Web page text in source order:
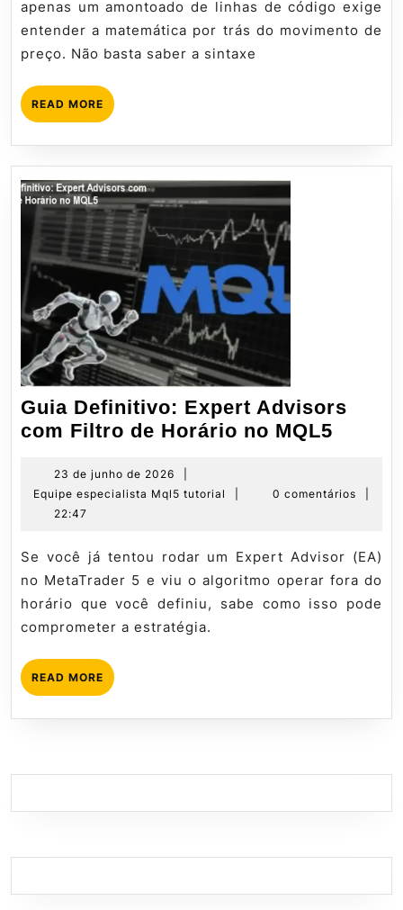
e
RSI
apenas um amontoado de linhas de código exige
entender a matemática por trás do movimento de
preço. Não basta saber a sintaxe
READ MORE READ
MORE
Guia Definitivo: Expert Advisors
com Filtro de Horário no MQL5
Filtro
de
no
23 de junho de 2026
23
de
2026
Equipe especialista Mql5 tutorial
Equipe
tutorial
0 comentários
22:47
Se você já tentou rodar um Expert Advisor (EA)
no MetaTrader 5 e viu o algoritmo operar fora do
horário que você definiu, sabe como isso pode
comprometer a estratégia.
READ MORE READ
MORE